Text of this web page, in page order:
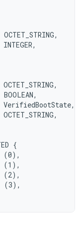
OCTET_STRING,
INTEGER,
OCTET_STRING,
BOOLEAN,
OCTET_STRING,
{
(0),
(1),
(2),
(3),